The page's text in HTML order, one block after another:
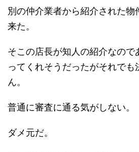
別の仲介業者から紹介された物
来た。
そこの店長が知人の紹介なので
ってくれそうだったがそれでも
ん。
普通に審査に通る気がしない。
ダメ元だ。